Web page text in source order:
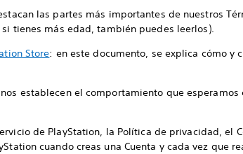
las partes más importantes de nuestros
si tienes más edad, también puedes leerlos).
Store: en este documento, se explica cómo y
establecen el comportamiento que
de PlayStation, la Política de privacidad, el
cuando creas una Cuenta y cada vez que